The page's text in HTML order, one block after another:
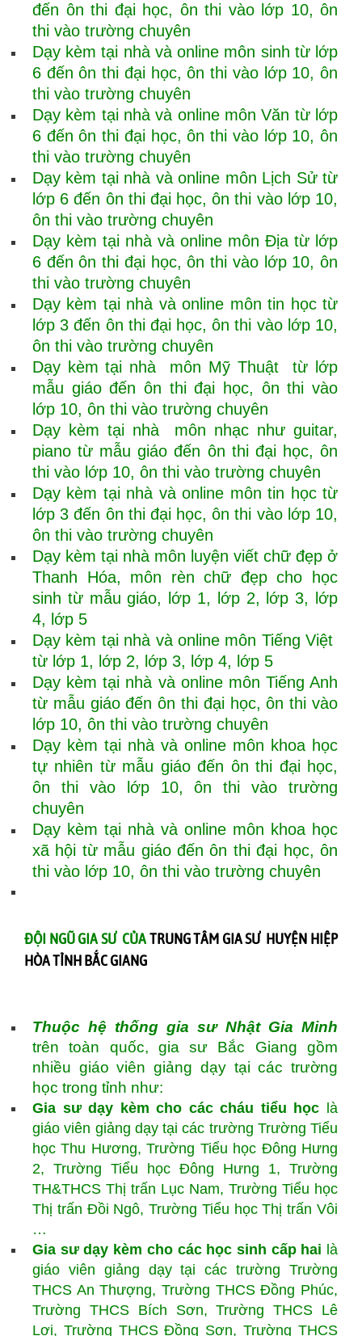
đến ôn thi đại học, ôn thi vào lớp 10, ôn
thi vào trường chuyên
Dạy kèm tại nhà và online môn sinh từ lớp
6 đến ôn thi đại học, ôn thi vào lớp 10, ôn
thi vào trường chuyên
Dạy kèm tại nhà và online môn Văn từ lớp
6 đến ôn thi đại học, ôn thi vào lớp 10, ôn
thi vào trường chuyên
Dạy kèm tại nhà và online môn Lịch Sử từ
lớp 6 đến ôn thi đại học, ôn thi vào lớp 10,
ôn thi vào trường chuyên
Dạy kèm tại nhà và online môn Địa từ lớp
6 đến ôn thi đại học, ôn thi vào lớp 10, ôn
thi vào trường chuyên
Dạy kèm tại nhà và online môn tin học từ
lớp 3 đến ôn thi đại học, ôn thi vào lớp 10,
ôn thi vào trường chuyên
Dạy kèm tại nhà môn Mỹ Thuật từ lớp
mẫu giáo đến ôn thi đại học, ôn thi vào
lớp 10, ôn thi vào trường chuyên
Dạy kèm tại nhà môn nhạc như guitar,
piano từ mẫu giáo đến ôn thi đại học, ôn
thi vào lớp 10, ôn thi vào trường chuyên
Dạy kèm tại nhà và online môn tin học từ
lớp 3 đến ôn thi đại học, ôn thi vào lớp 10,
ôn thi vào trường chuyên
Dạy kèm tại nhà môn luyện viết chữ đẹp ở
Thanh Hóa, môn rèn chữ đẹp cho học
sinh từ mẫu giáo, lớp 1, lớp 2, lớp 3, lớp
4, lớp 5
Dạy kèm tại nhà và online môn Tiếng Việt
từ lớp 1, lớp 2, lớp 3, lớp 4, lớp 5
Dạy kèm tại nhà và online môn Tiếng Anh
từ mẫu giáo đến ôn thi đại học, ôn thi vào
lớp 10, ôn thi vào trường chuyên
Dạy kèm tại nhà và online môn khoa học
tự nhiên từ mẫu giáo đến ôn thi đại học,
ôn thi vào lớp 10, ôn thi vào trường
chuyên
Dạy kèm tại nhà và online môn khoa học
xã hội từ mẫu giáo đến ôn thi đại học, ôn
thi vào lớp 10, ôn thi vào trường chuyên
ĐỘI NGŨ GIA SƯ CỦATRUNG TÂM GIA SƯ HUYỆN HIỆP
HÒA TỈNH BẮC GIANG
Thuộc hệ thống gia sư Nhật Gia Minh
trên toàn quốc, gia sư Bắc Giang gồm
nhiều giáo viên giảng dạy tại các trường
học trong tỉnh như:
Gia sư dạy kèm cho các cháu tiểu học là
giáo viên giảng dạy tại các trường Trường Tiểu
học Thu Hương, Trường Tiểu học Đông Hưng
2, Trường Tiểu học Đông Hưng 1, Trường
TH&THCS Thị trấn Lục Nam, Trường Tiểu học
Thị trấn Đồi Ngô, Trường Tiểu học Thị trấn Vôi
…
Gia sư dạy kèm cho các học sinh cấp hai là
giáo viên giảng dạy tại các trường Trường
THCS An Thượng, Trường THCS Đồng Phúc,
Trường THCS Bích Sơn, Trường THCS Lê
Lợi, Trường THCS Đồng Sơn, Trường THCS